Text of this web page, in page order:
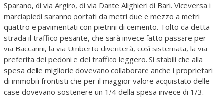
Sparano, di via Argiro, di via Dante Alighieri di Bari. Viceversa i
marciapiedi saranno portati da metri due e mezzo a metri
quattro e pavimentati con pietrini di cemento. Tolto da detta
strada il traffico pesante, che sarà invece fatto passare per
via Baccarini, la via Umberto diventerà, così sistemata, la via
preferita dei pedoni e del traffico leggero. Si stabilì che alla
spesa delle migliorie dovevano collaborare anche i proprietari
di immobili frontisti che per il maggior valore acquistato delle
case dovevano sostenere un 1/4 della spesa invece di 1/3.